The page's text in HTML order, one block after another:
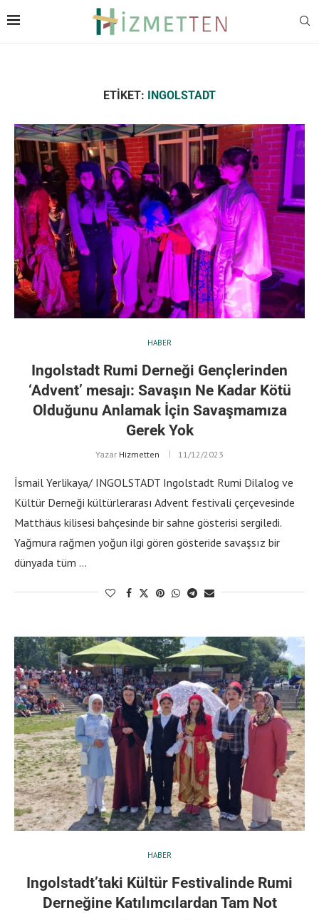
ETIKET: INGOLSTADT
HABER
Ingolstadt Rumi Derneği Gençlerinden
‘Advent’ mesajı: Savaşın Ne Kadar Kötü
Olduğunu Anlamak İçin Savaşmamıza
Gerek Yok
Yazar Hizmetten 11/12/2023
İsmail Yerlikaya/ INGOLSTADT Ingolstadt Rumi Dilalog ve
Kültür Derneği kültürlerarası Advent festivali çerçevesinde
Matthäus kilisesi bahçesinde bir sahne gösterisi sergiledi.
Yağmura rağmen yoğun ilgi gören gösteride savaşsız bir
dünyada tüm …
HABER
Ingolstadt’taki Kültür Festivalinde Rumi
Derneğine Katılımcılardan Tam Not